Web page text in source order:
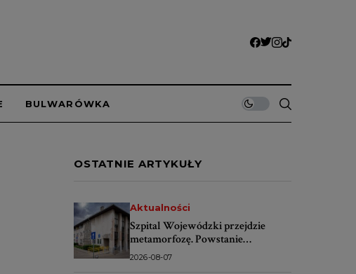
BULWARÓWKA
OSTATNIE ARTYKUŁY
Aktualności
Szpital Wojewódzki przejdzie
metamorfozę. Powstanie
nowoczesne centrum dla
2026-08-07